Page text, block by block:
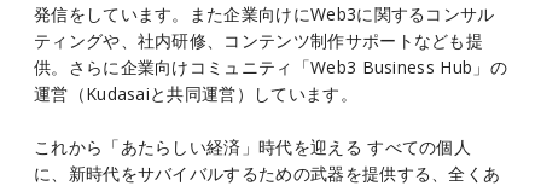
発信をしています。また企業向けにWeb3に関するコンサル
ティングや、社内研修、コンテンツ制作サポートなども提
供。さらに企業向けコミュニティ「Web3 Business Hub」の
運営（Kudasaiと共同運営）しています。
これから「あたらしい経済」時代を迎える すべての個人
に、新時代をサバイバルするための武器を提供する、全くあ